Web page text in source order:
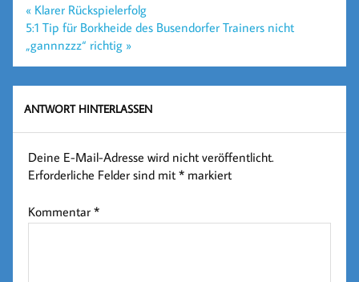
Beitragsnavigation
« Klarer Rückspielerfolg
5:1 Tip für Borkheide des Busendorfer Trainers nicht
„gannnzzz“ richtig »
ANTWORT HINTERLASSEN
Deine E-Mail-Adresse wird nicht veröffentlicht.
Erforderliche Felder sind mit* markiert
Kommentar*